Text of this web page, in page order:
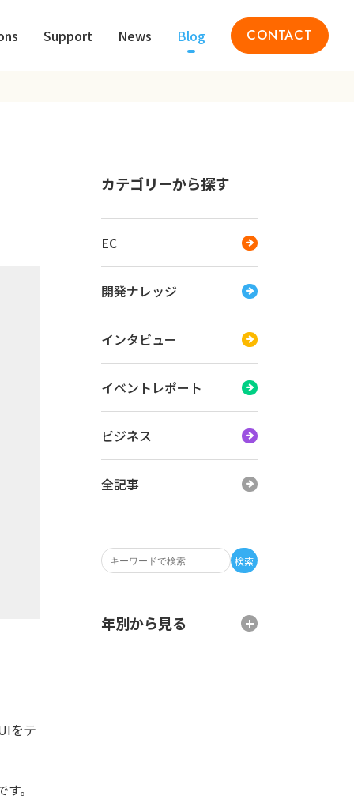
Support News Blog CONTACT
検索
カテゴリーから探す
EC
開発ナレッジ
インタビュー
イベントレポート
ビジネス
全記事
年別から見る
をテ
。